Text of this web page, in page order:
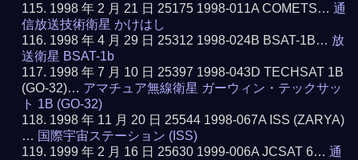
1998 年 2 月 21 日 25175 1998-011A COMETS…通
信放送技術衛星 かけはし
1998 年 4 月 29 日 25312 1998-024B BSAT-1B… 放
送衛星 BSAT-1b
1998 年 7 月 10 日 25397 1998-043D TECHSAT 1B
(GO-32)… アマチュア無線衛星 ガーウィン・テックサッ
ト 1B (GO-32)
1998 年 11 月 20 日 25544 1998-067A ISS (ZARYA)
… 国際宇宙ステーション (ISS)
1999 年 2 月 16 日 25630 1999-006A JCSAT 6…通